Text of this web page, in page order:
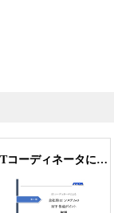
ITコーディネータによる全社的ITシステムのRFP作成ポイント解説（Reflow版）